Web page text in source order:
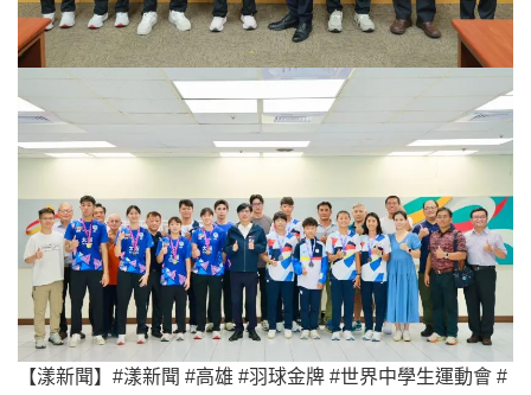
【漾新聞】#漾新聞 #高雄 #羽球金牌 #世界中學生運動會 #